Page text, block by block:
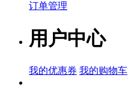
订单管理
用户中心
我的优惠券 我的购物车